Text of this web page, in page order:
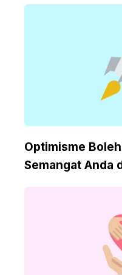
Optimisme
Semangat Anda